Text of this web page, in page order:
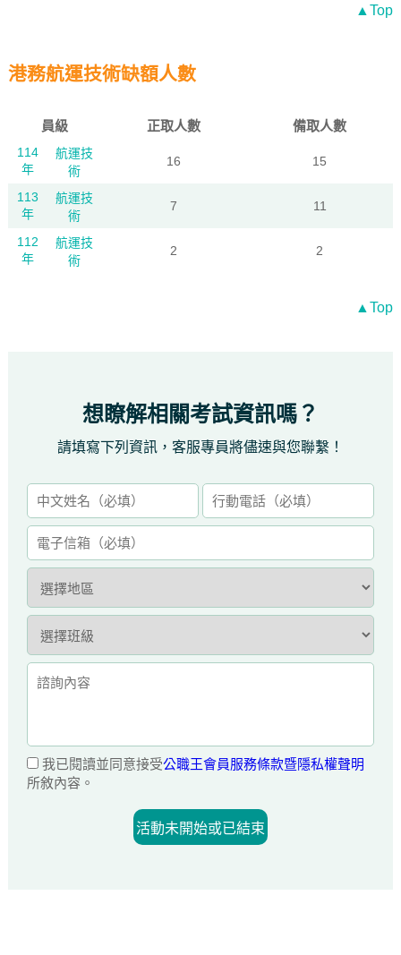
▲Top
港務航運技術缺額人數
員級 正取人數 備取人數
114
年
航運技
術
16 15
113
年
航運技
術
7 11
112
年
航運技
術
2 2
▲Top
想瞭解相關考試資訊嗎？
請填寫下列資訊，客服專員將儘速與您聯繫！
我已閱讀並同意接受公職王會員服務條款暨隱私權聲明
所敘內容。
活動未開始或已結束